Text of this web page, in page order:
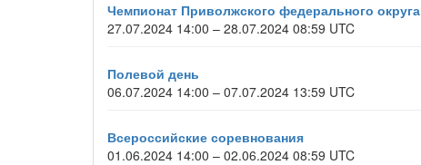
Чемпионат Приволжского федерального округа
27.07.2024 14:00 – 28.07.2024 08:59 UTC
Полевой день
06.07.2024 14:00 – 07.07.2024 13:59 UTC
Всероссийские соревнования
01.06.2024 14:00 – 02.06.2024 08:59 UTC